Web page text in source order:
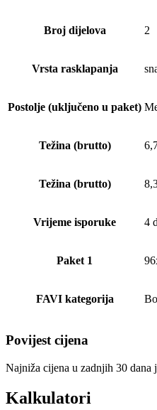
Broj dijelova 2
Vrsta rasklapanja
Postolje (uključeno u paket)
Težina (brutto)
Težina (brutto)
Vrijeme isporuke 4
Paket 1
FAVI kategorija
Povijest cijena
Najniža cijena u zadnjih 30 dana
Kalkulatori